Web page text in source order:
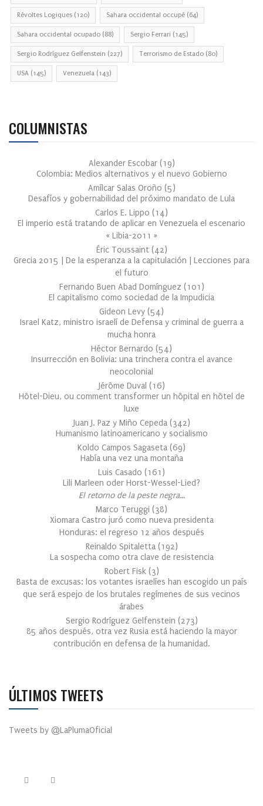
Révoltes Logiques (120) Sahara occidental occupé (64)
Sahara occidental ocupado (88) Sergio Ferrari (145)
Sergio Rodríguez Gelfenstein (227) Terrorismo de Estado (80)
USA (145) Venezuela (143)
COLUMNISTAS
Alexander Escobar (19)
Colombia: Medios alternativos y el nuevo Gobierno
Amílcar Salas Oroño (5)
Desafíos y gobernabilidad del próximo mandato de Lula
Carlos E. Lippo (14)
El imperio está tratando de aplicar en Venezuela el escenario
« Libia-2011 »
Éric Toussaint (42)
Grecia 2015 | De la esperanza a la capitulación | Lecciones para
el futuro
Fernando Buen Abad Domínguez (101 )
El capitalismo como sociedad de la Impudicia
Gideon Levy (54)
Israel Katz, ministro israelí de Defensa y criminal de guerra a
mucha honra
Héctor Bernardo (54)
Insurrección en Bolivia: una trinchera contra el avance
neocolonial
Jérôme Duval (16)
Hôtel-Dieu, ou comment transformer un hôpital en hôtel de
luxe
Juan J. Paz y Miño Cepeda (342)
Humanismo latinoamericano y socialismo
Koldo Campos Sagaseta (69)
Había una vez una montaña
Luis Casado (161 )
Lili Marleen oder Horst-Wessel-Lied?
El retorno de la peste negra…
Marco Teruggi (38)
Xiomara Castro juró como nueva presidenta
Honduras: el regreso 12 años después
Reinaldo Spitaletta (192)
La sospecha como otra clave de resistencia
Robert Fisk (3)
Basta de excusas: los votantes israelíes han escogido un país
que será espejo de los brutales regímenes de sus vecinos
árabes
Sergio Rodríguez Gelfenstein (273)
85 años después, otra vez Rusia está haciendo la mayor
contribución en defensa de la humanidad.
ÚLTIMOS TWEETS
Tweets by @LaPlumaOficial